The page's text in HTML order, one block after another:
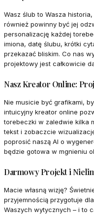
Wasz ślub to Wasza
również powinny być jej
personalizację każdej
imiona, datę ślubu, krótki
przekazać bliskim. Co nas
projektowy jest całkowicie
Nasz Kreator Online:
Nie musicie być grafikami,
intuicyjny kreator online
torebeczki w zaledwie kilka
tekst i zobaczcie
poprosić naszą AI o
będzie gotowa w mgnieniu
Darmowy Projekt i
Macie własną wizję?
przyjemnością przygotuje
Waszych wytycznych – i to